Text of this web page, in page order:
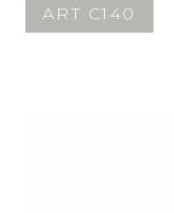
ART C140